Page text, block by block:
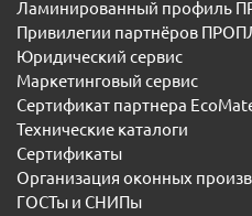
Ламинированный профиль
Привилегии партнёров
Юридический сервис
Маркетинговый сервис
Сертификат партнера
Технические каталоги
Сертификаты
Организация оконных
ГОСТы и СНИПы